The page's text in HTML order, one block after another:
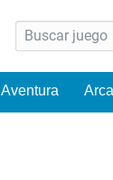
Aventura